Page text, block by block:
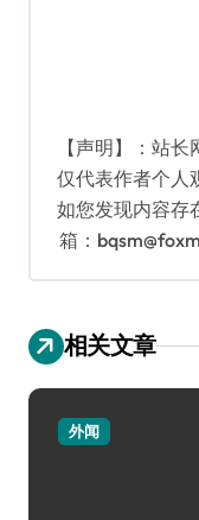
【声明】：站
仅代表作者个人
如您发现内容存
箱：
相关文章
外闻